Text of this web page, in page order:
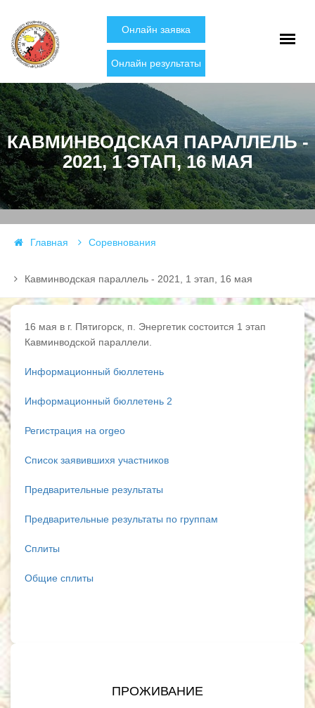
Онлайн заявка
Онлайн результаты
КАВМИНВОДСКАЯ ПАРАЛЛЕЛЬ -
2021, 1 ЭТАП, 16 МАЯ
Главная Соревнования
Кавминводская параллель - 2021, 1 этап, 16 мая
16 мая в г. Пятигорск, п. Энергетик состоится 1 этап
Кавминводской параллели.
Информационный бюллетень
Информационный бюллетень 2
Регистрация на orgeo
Список заявившихя участников
Предварительные результаты
Предварительные результаты по группам
Сплиты
Общие сплиты
ПРОЖИВАНИЕ